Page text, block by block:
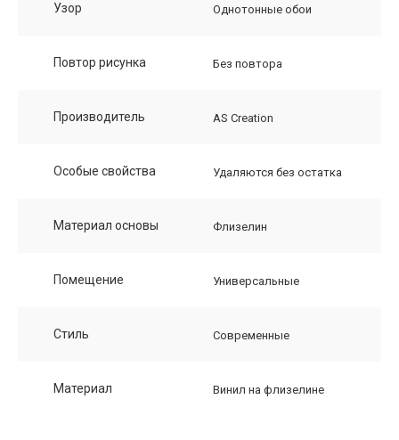
Узор Однотонные обои
Повтор рисунка Без повтора
Производитель AS Creation
Особые свойства Удаляются без остатка
Материал основы Флизелин
Помещение Универсальные
Стиль Современные
Материал Винил на флизелине